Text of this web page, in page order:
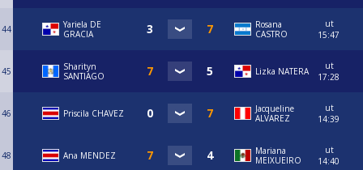
44
Yariela DE
GRACIA
Rosana
CASTRO
ut
15:47
45
Sharityn
SANTIAGO
Lizka NATERA
ut
17:28
46 Priscila CHAVEZ
Jacqueline
ALVAREZ
ut
14:39
48 Ana MENDEZ
Mariana
MEIXUEIRO
ut
14:40